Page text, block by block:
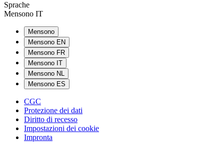
Sprache
Mensono IT
Mensono
Mensono EN
Mensono FR
Mensono IT
Mensono NL
Mensono ES
CGC
Protezione dei dati
Diritto di recesso
Impostazioni dei cookie
Impronta